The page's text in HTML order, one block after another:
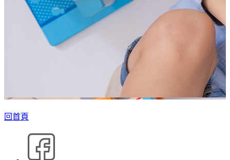
回首頁